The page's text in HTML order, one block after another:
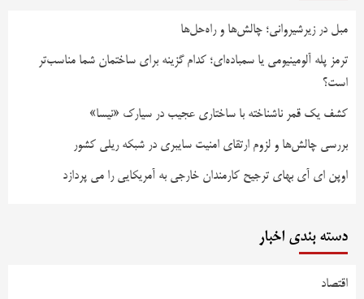
مبل در زیرشیروانی؛ چالش‌ها و راه‌حل‌ها
ترمز پله آلومینیومی یا سمباده‌ای؛ کدام گزینه برای ساختمان شما مناسب‌تر
است؟
کشف یک قمر ناشناخته با ساختاری عجیب در سیارک «نیسا»
بررسی چالش‌ها و لزوم ارتقای امنیت سایبری در شبکه ریلی کشور
اوپن ای آی بهای ترجیح کارمندان خارجی به آمریکایی را می پردازد
دسته بندی اخبار
اقتصاد